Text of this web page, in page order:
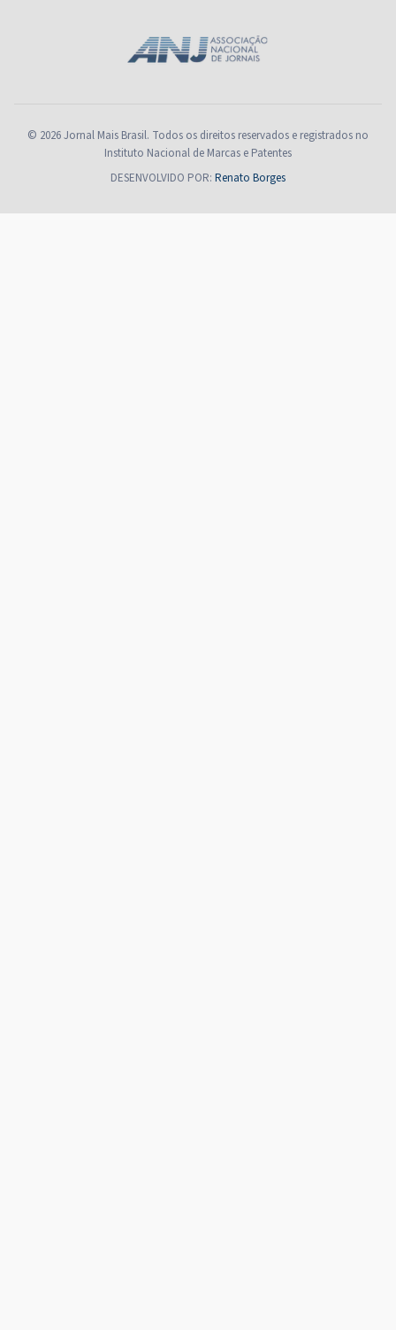
© 2026 Jornal Mais Brasil. Todos os direitos reservados e registrados no
Instituto Nacional de Marcas e Patentes
DESENVOLVIDO POR: Renato Borges